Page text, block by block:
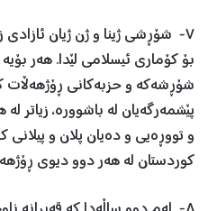
٧- شۆڕشی ژینا و ژن ژیان
بۆ کۆماری ئیسلامی لێدا. ھەر
شۆڕشەکە و حزبەکانی ڕۆژھەڵات
پێشمەرگەیان له باشوورە، زیاتر
و تووڕەیی و دەیان پلان و
کوردستان لە ھەر دوو دیوی